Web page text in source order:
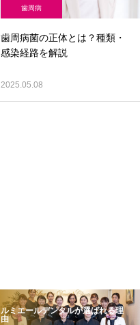
歯周病
歯周病菌の正体とは？種類・
感染経路を解説
2025.05.08
ルミエールデンタルが選ばれる理
由